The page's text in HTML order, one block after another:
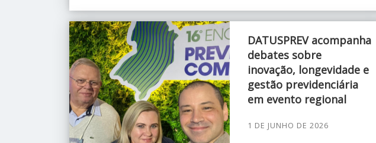
DATUSPREV acompanha
debates sobre
inovação, longevidade e
gestão previdenciária
em evento regional
1 DE JUNHO DE 2026